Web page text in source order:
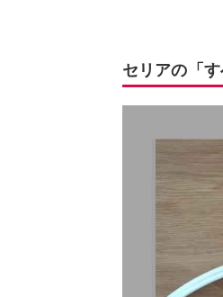
セリアの「